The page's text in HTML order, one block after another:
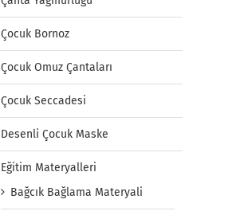
Çocuk Bornoz
Çocuk Omuz Çantaları
Çocuk Seccadesi
Desenli Çocuk Maske
Eğitim Materyalleri
Bağcık Bağlama Materyali